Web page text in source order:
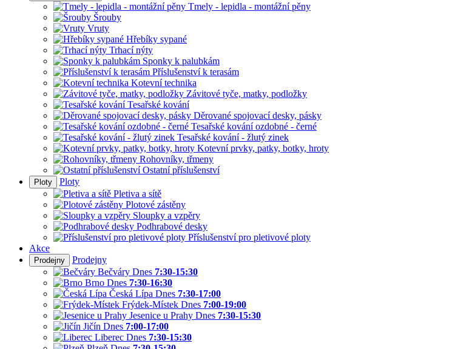
Tmely - lepidla - montážní pěny
Šrouby
Vruty
Hřebíky sypané
Trhací nýty
Sponky k palubkám
Příslušenství k terasám
Kotevní technika
Závitové tyče, matky, podložky
Tesařské kování
Děrované spojovací desky, pásky
Tesařské kování ozdobné - černé
Tesařské kování - žlutý zinek
Kotevní prvky, patky, botky, hroty
Rohovníky, třmeny
Ostatní příslušenství
Ploty
Ploty
Pletiva a sítě
Plotové zástěny
Sloupky a vzpěry
Podhrabové desky
Příslušenství pro pletivové ploty
Akce
Prodejny
Prodejny
Bečváry Dnes 7:30-15:30
Brno Dnes 7:30-16:30
Česká Lípa Dnes 7:30-17:00
Frýdek-Místek Dnes 7:00-19:00
Jesenice u Prahy Dnes 7:30-15:30
Jičín Dnes 7:00-17:00
Liberec Dnes 7:30-15:30